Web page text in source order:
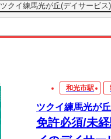
ツクイ練馬光が丘(デイサービ
和光市駅
ツクイ練馬光が
免許必須/未